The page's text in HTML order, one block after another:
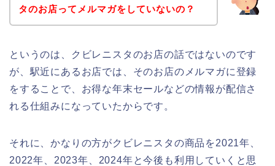
タのお店ってメルマガをしていないの？
というのは、クビレニスタのお店の話ではないのです
が、駅近にあるお店では、そのお店のメルマガに登録
をすることで、お得な年末セールなどの情報が配信さ
れる仕組みになっていたからです。
それに、かなりの方がクビレニスタの商品を2021年、
2022年、2023年、2024年と今後も利用していくと思